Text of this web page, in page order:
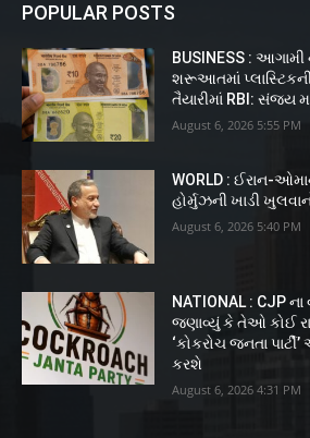
POPULAR POSTS
BUSINESS : આગામી
શરૂઆતમાં પ્લાસ્ટિકની
તૈયારીમાં RBI: સંજય
August 6, 2026 5:55 PM
WORLD : ઈરાન-
હોર્મુઝની ખાડી
August 6, 2026 5:40 PM
NATIONAL : CJP
જણાવ્યું કે તેઓ કોઈ
‘કોકરોચ જનતા
કરશે
August 6, 2026 4:31 PM